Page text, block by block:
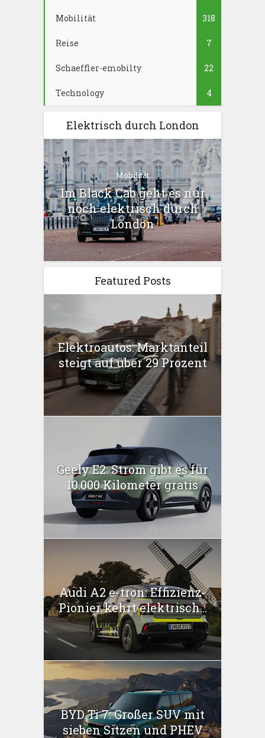
Mobilität 318
Reise 7
Schaeffler-emobilty 22
Technology 4
Elektrisch durch London
Mobilität
Im Black Cab geht es nur
noch elektrisch durch
London
Featured Posts
Elektroautos: Marktanteil
steigt auf über 29 Prozent
Geely E2: Strom gibt es für
10.000 Kilometer gratis
Audi A2 e-tron: Effizienz-
Pionier kehrt elektrisch...
BYD Ti 7: Großer SUV mit
sieben Sitzen und PHEV